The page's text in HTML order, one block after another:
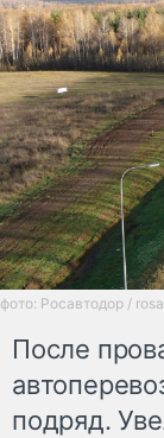
фото: Росавтодор /
После
подряд.